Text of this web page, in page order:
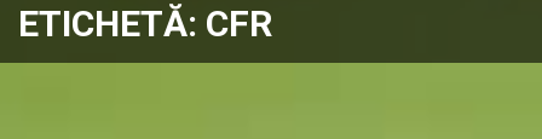
ETICHETĂ: CFR